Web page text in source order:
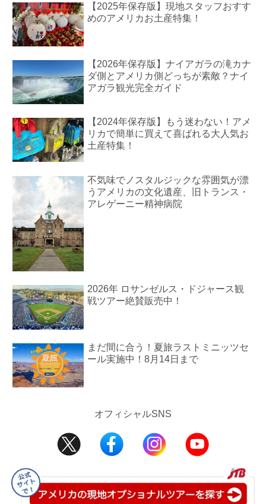
【2025年保存版】現地スタッフおすす
めのアメリカお土産特集！
【2026年保存版】ナイアガラの滝カナ
ダ側とアメリカ側どっちが素敵？ナイ
アガラ観光完全ガイド
【2024年保存版】もう迷わない！アメ
リカで簡単に買えて喜ばれる大人気お
土産特集！
不気味でノスタルジックな雰囲気が漂
うアメリカの文化遺産、旧トランス・
アレゲーニー精神病院
2026年 ロサンゼルス・ドジャース観
戦ツアー絶賛販売中！
まだ間に合う！夏旅ラストミニッツセ
ール実施中！8月14日まで
オフィシャルSNS